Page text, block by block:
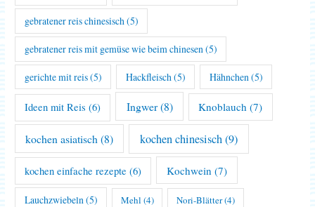
gebratener reis chinesisch (5)
gebratener reis mit gemüse wie beim chinesen (5)
gerichte mit reis(5) Hackfleisch (5) Hähnchen (5)
Ideen mit Reis (6) Ingwer(8) Knoblauch (7)
kochen asiatisch (8) kochen chinesisch(9)
kochen einfache rezepte (6) Kochwein (7)
Lauchzwiebeln(5) Mehl (4) Nori-Blätter(4)